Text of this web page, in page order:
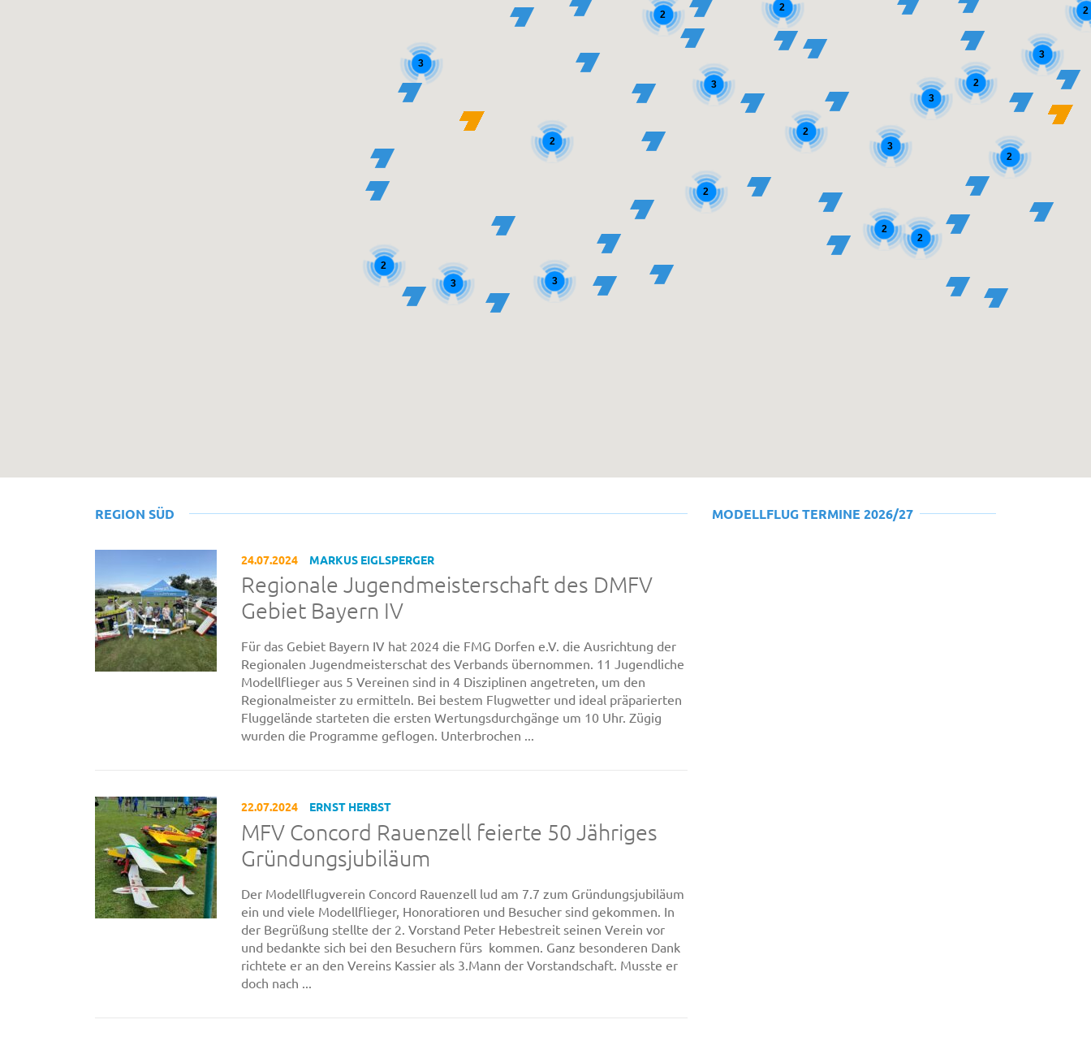
2
3
2
3 2
3
3
2
3
2
3
2
3
2
2
2
2
2
REGION SÜD
24.07.2024 MARKUS EIGLSPERGER
Regionale Jugendmeisterschaft des DMFV
Gebiet Bayern IV
Für das Gebiet Bayern IV hat 2024 die FMG Dorfen e.V. die Ausrichtung der
Regionalen Jugendmeisterschat des Verbands übernommen. 11 Jugendliche
Modellflieger aus 5 Vereinen sind in 4 Disziplinen angetreten, um den
Regionalmeister zu ermitteln. Bei bestem Flugwetter und ideal präparierten
Fluggelände starteten die ersten Wertungsdurchgänge um 10 Uhr. Zügig
wurden die Programme geflogen. Unterbrochen ...
22.07.2024 ERNST HERBST
MFV Concord Rauenzell feierte 50 Jähriges
Gründungsjubiläum
Der Modellflugverein Concord Rauenzell lud am 7.7 zum Gründungsjubiläum
ein und viele Modellflieger, Honoratioren und Besucher sind gekommen. In
der Begrüßung stellte der 2. Vorstand Peter Hebestreit seinen Verein vor
und bedankte sich bei den Besuchern fürs kommen. Ganz besonderen Dank
richtete er an den Vereins Kassier als 3.Mann der Vorstandschaft. Musste er
doch nach ...
MODELLFLUG TERMINE 2026/27